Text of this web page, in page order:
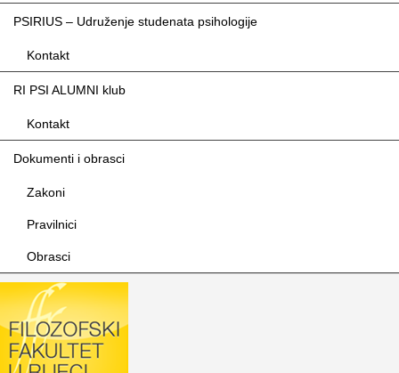
PSIRIUS – Udruženje studenata psihologije
Kontakt
RI PSI ALUMNI klub
Kontakt
Dokumenti i obrasci
Zakoni
Pravilnici
Obrasci